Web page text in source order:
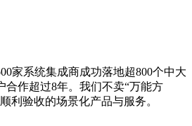
家系统集成商成功落地超800个中大
合作超过8年。我们不卖“万能方
利验收的场景化产品与服务。